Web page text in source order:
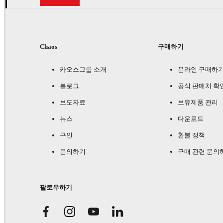
Chaos
카오스그룹 소개
블로그
보도자료
뉴스
구인
문의하기
구매하기
온라인 구매하
공식 판매처 확
보유제품 관리
다운로드
환불 정책
구매 관련 문의
팔로우하기